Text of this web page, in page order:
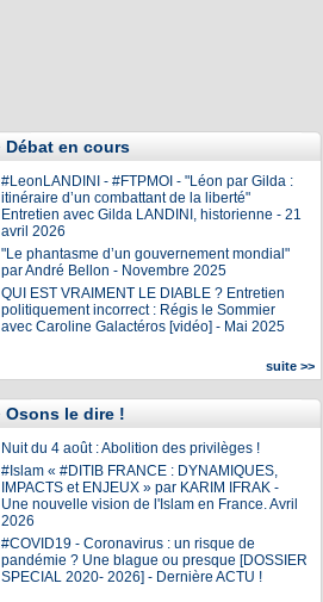
Débat en cours
#LeonLANDINI - #FTPMOI - "Léon par Gilda :
itinéraire d’un combattant de la liberté"
Entretien avec Gilda LANDINI, historienne - 21
avril 2026
"Le phantasme d’un gouvernement mondial"
par André Bellon - Novembre 2025
QUI EST VRAIMENT LE DIABLE ? Entretien
politiquement incorrect : Régis le Sommier
avec Caroline Galactéros [vidéo] - Mai 2025
suite >>
Osons le dire !
Nuit du 4 août : Abolition des privilèges !
#Islam « #DITIB FRANCE : DYNAMIQUES,
IMPACTS et ENJEUX » par KARIM IFRAK -
Une nouvelle vision de l'Islam en France. Avril
2026
#COVID19 - Coronavirus : un risque de
pandémie ? Une blague ou presque [DOSSIER
SPECIAL 2020- 2026] - Dernière ACTU !